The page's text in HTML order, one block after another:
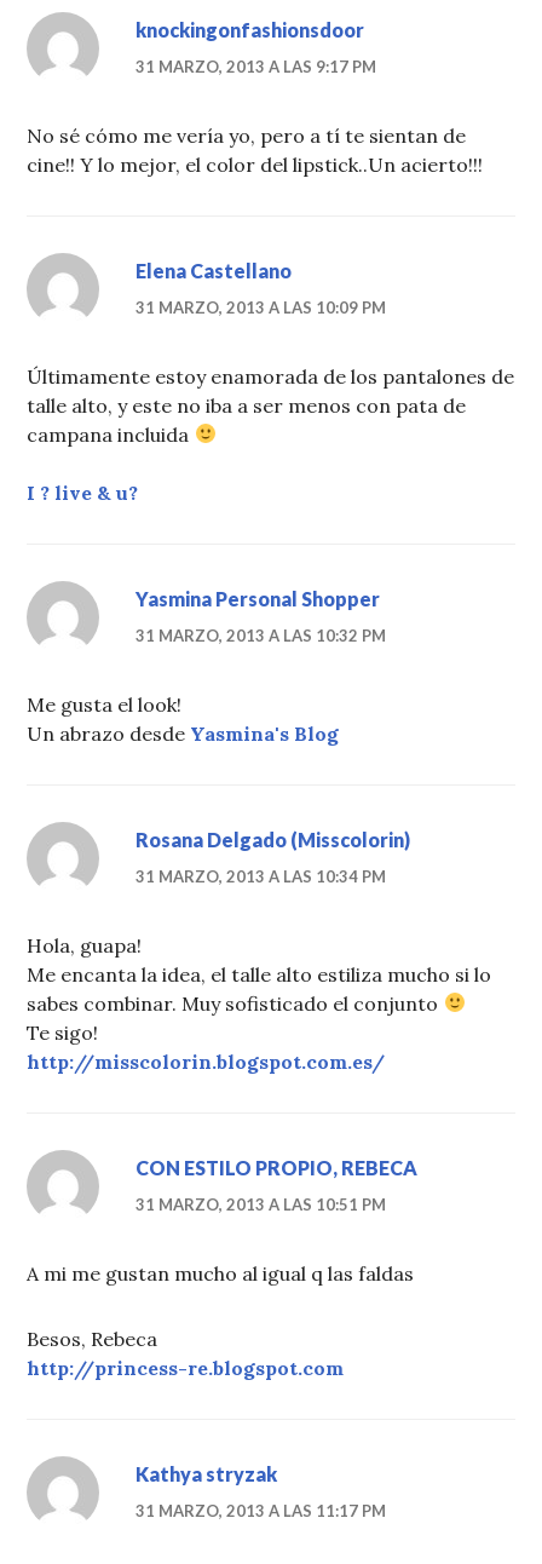
knockingonfashionsdoor
31 MARZO, 2013 A LAS 9:17 PM
No sé cómo me vería yo, pero a tí te sientan de
cine!! Y lo mejor, el color del lipstick..Un acierto!!!
Elena Castellano
31 MARZO, 2013 A LAS 10:09 PM
Últimamente estoy enamorada de los pantalones de
talle alto, y este no iba a ser menos con pata de
campana incluida
I ? live & u?
Yasmina Personal Shopper
31 MARZO, 2013 A LAS 10:32 PM
Me gusta el look!
Un abrazo desde Yasmina's Blog
Rosana Delgado (Misscolorin)
31 MARZO, 2013 A LAS 10:34 PM
Hola, guapa!
Me encanta la idea, el talle alto estiliza mucho si lo
sabes combinar. Muy sofisticado el conjunto
Te sigo!
http://misscolorin.blogspot.com.es/
CON ESTILO PROPIO, REBECA
31 MARZO, 2013 A LAS 10:51 PM
A mi me gustan mucho al igual q las faldas
Besos, Rebeca
http://princess-re.blogspot.com
Kathya stryzak
31 MARZO, 2013 A LAS 11:17 PM